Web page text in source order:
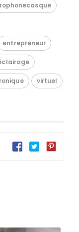
entrepreneur
virtuel